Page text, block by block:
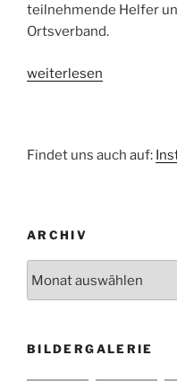
teilnehmende Helfer
Ortsverband.
„Kraftfahrerausbildung“
weiterlesen
Findet uns auch auf:
ARCHIV
BILDERGALERIE